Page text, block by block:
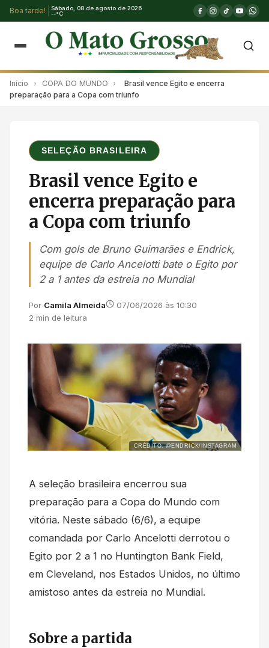
Boa tarde!
Sábado, 08 de agosto de 2026
--°C
Início › COPA DO MUNDO ›
Brasil vence Egito e encerra
preparação para a Copa com triunfo
SELEÇÃO BRASILEIRA
Brasil vence Egito e
encerra preparação para
a Copa com triunfo
Com gols de Bruno Guimarães e Endrick,
equipe de Carlo Ancelotti bate o Egito por
2 a 1 antes da estreia no Mundial
Por Camila Almeida
07/06/2026 às 10:30
2 min de leitura
CRÉDITO: @ENDRICK/INSTAGRAM
A seleção brasileira encerrou sua
preparação para a Copa do Mundo com
vitória. Neste sábado (6/6), a equipe
comandada por Carlo Ancelotti derrotou o
Egito por 2 a 1 no Huntington Bank Field,
em Cleveland, nos Estados Unidos, no último
amistoso antes da estreia no Mundial.
Sobre a partida